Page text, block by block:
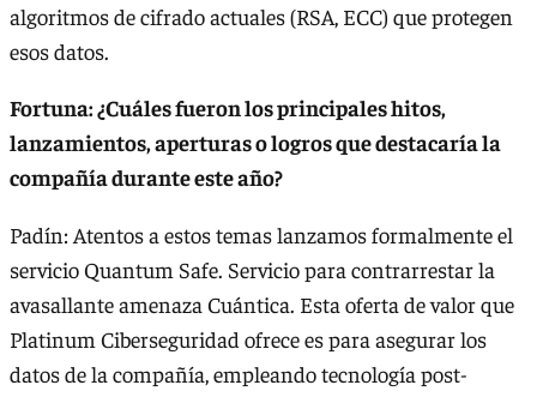
algoritmos de cifrado actuales (RSA, ECC) que protegen
esos datos.
Fortuna: ¿Cuáles fueron los principales hitos,
lanzamientos, aperturas o logros que destacaría la
compañía durante este año?
Padín: Atentos a estos temas lanzamos formalmente el
servicio Quantum Safe. Servicio para contrarrestar la
avasallante amenaza Cuántica. Esta oferta de valor que
Platinum Ciberseguridad ofrece es para asegurar los
datos de la compañía, empleando tecnología post-